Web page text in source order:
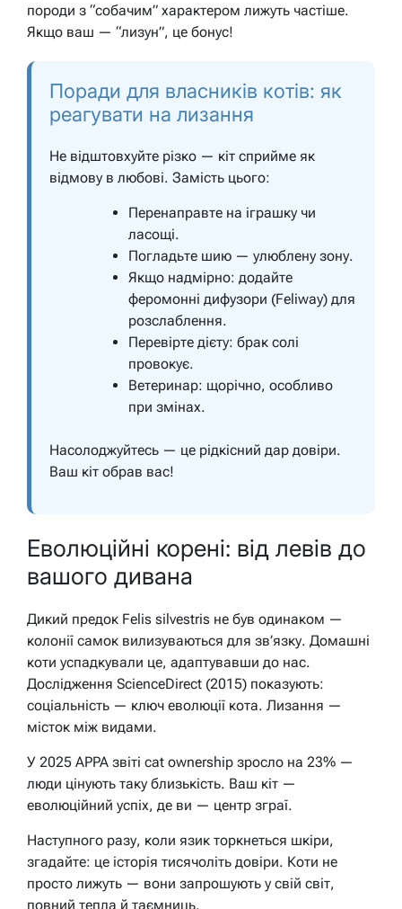
породи з “собачим” характером лижуть частіше.
Якщо ваш — “лизун”, це бонус!
Поради для власників котів: як
реагувати на лизання
Не відштовхуйте різко — кіт сприйме як
відмову в любові. Замість цього:
Перенаправте на іграшку чи
ласощі.
Погладьте шию — улюблену зону.
Якщо надмірно: додайте
феромонні дифузори (Feliway) для
розслаблення.
Перевірте дієту: брак солі
провокує.
Ветеринар: щорічно, особливо
при змінах.
Насолоджуйтесь — це рідкісний дар довіри.
Ваш кіт обрав вас!
Еволюційні корені: від левів до
вашого дивана
Дикий предок Felis silvestris не був одинаком —
колонії самок вилизуваються для зв’язку. Домашні
коти успадкували це, адаптувавши до нас.
Дослідження ScienceDirect (2015) показують:
соціальність — ключ еволюції кота. Лизання —
місток між видами.
У 2025 APPA звіті cat ownership зросло на 23% —
люди цінують таку близькість. Ваш кіт —
еволюційний успіх, де ви — центр зграї.
Наступного разу, коли язик торкнеться шкіри,
згадайте: це історія тисячоліть довіри. Коти не
просто лижуть — вони запрошують у свій світ,
повний тепла й таємниць.